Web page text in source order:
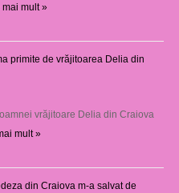
mai mult »
primite de vrăjitoarea Delia din
vrăjitoare Delia din Craiova
mult »
din Craiova m-a salvat de